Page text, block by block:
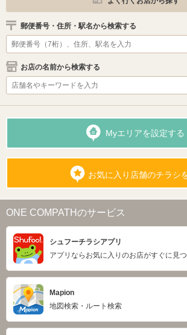
郵便番号・住所・駅名から検索する
お店の名前から検索する
Myエリアを設定する
お気に入り店舗のチラシ
ONE COMPATHのサービス
シュフーチラシアプリ
アプリならお気に入りのお店がすぐに見つ
Mapion
地図検索・ルート検索